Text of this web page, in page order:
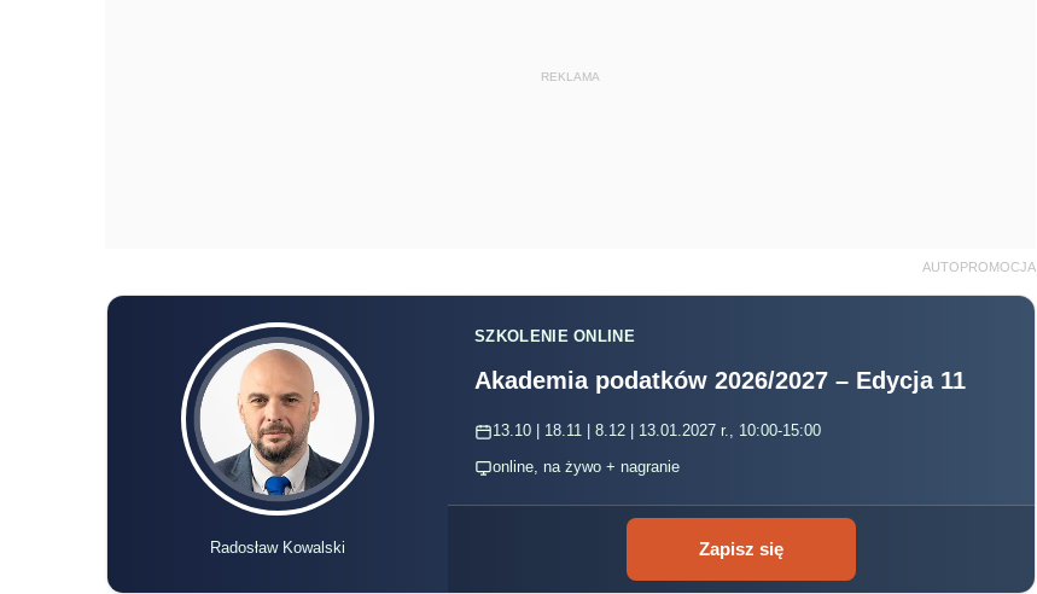
REKLAMA
AUTOPROMOCJA
Radosław Kowalski
SZKOLENIE ONLINE
Akademia podatków 2026/2027 – Edycja 11
13.10 | 18.11 | 8.12 | 13.01.2027 r., 10:00-15:00
online, na żywo + nagranie
Zapisz się